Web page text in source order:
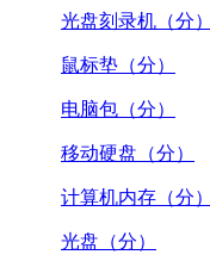
光盘刻录机（分）
鼠标垫（分）
电脑包（分）
移动硬盘（分）
计算机内存（分）
光盘（分）